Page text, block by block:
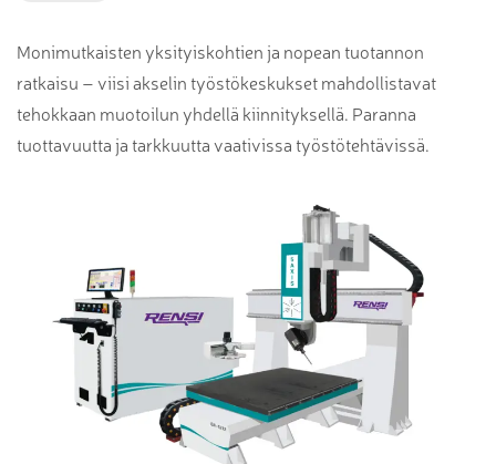
Monimutkaisten yksityiskohtien ja nopean tuotannon
ratkaisu – viisi akselin työstökeskukset mahdollistavat
tehokkaan muotoilun yhdellä kiinnityksellä. Paranna
tuottavuutta ja tarkkuutta vaativissa työstötehtävissä.